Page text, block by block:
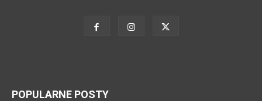
POPULARNE POSTY